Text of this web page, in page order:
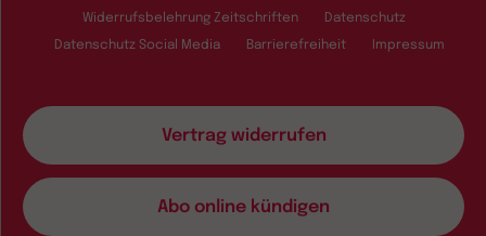
Widerrufsbelehrung Zeitschriften Datenschutz
Datenschutz Social Media Barrierefreiheit Impressum
Vertrag widerrufen
Abo online kündigen